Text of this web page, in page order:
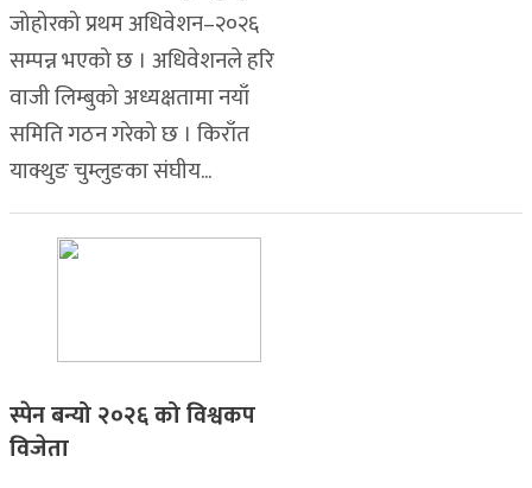
जोहोरको प्रथम अधिवेशन–२०२६
सम्पन्न भएको छ । अधिवेशनले हरि
वाजी लिम्बुको अध्यक्षतामा नयाँ
समिति गठन गरेको छ । किराँत
याक्थुङ चुम्लुङका संघीय...
स्पेन बन्यो २०२६ को विश्वकप
विजेता